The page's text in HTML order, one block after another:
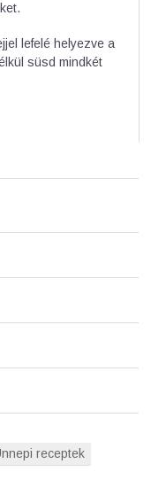
lefelé helyezve a
süsd mindkét
receptek